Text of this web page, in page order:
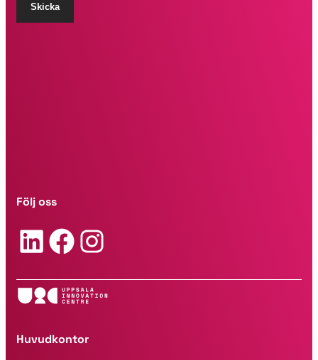
n
Skicka
Följ oss
LinkedIn Facebook Instagram
Huvudkontor